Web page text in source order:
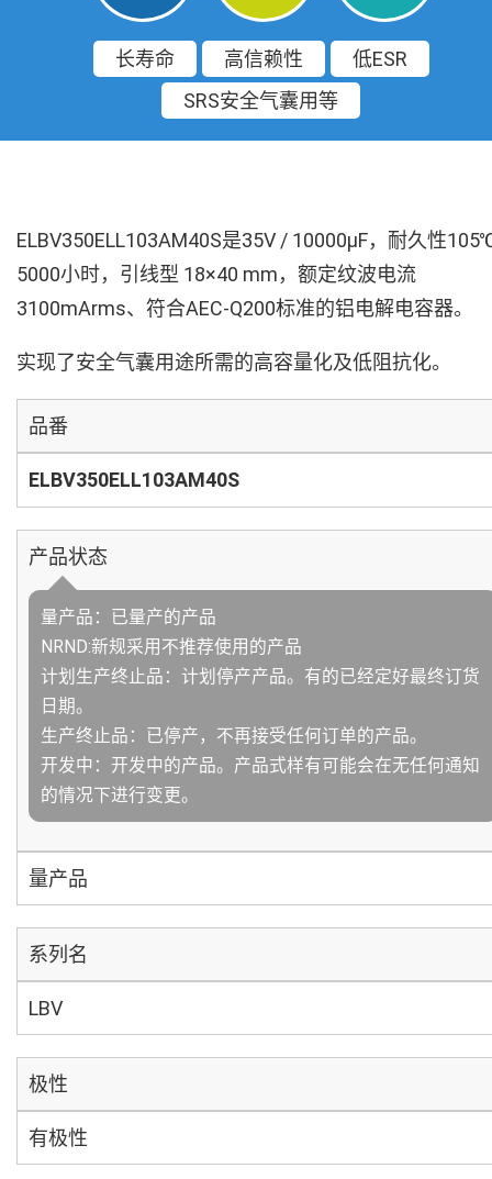
长寿命 高信赖性
低ESR
SRS安全气囊用等
ELBV350ELL103AM40S是35V / 10000µF，耐久性
5000小时，引线型 18×40 mm，额定纹波电流
3100mArms、符合AEC-Q200标准的铝电解电容器。
实现了安全气囊用途所需的高容量化及低阻抗化。
品番
ELBV350ELL103AM40S
产品状态
量产品：已量产的产品
NRND:新规采用不推荐使用的产品
计划生产终止品：计划停产产品。有的已经定好最终订货
日期。
生产终止品：已停产，不再接受任何订单的产品。
开发中：开发中的产品。产品式样有可能会在无任何通知
的情况下进行变更。
量产品
系列名
LBV
极性
有极性